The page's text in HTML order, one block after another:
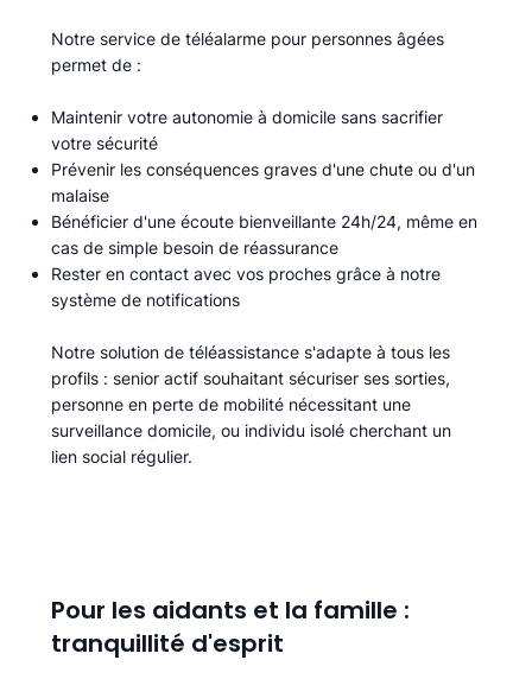
Notre service de téléalarme pour personnes âgées
permet de :​
Maintenir votre autonomie à domicile sans sacrifier
votre sécurité
Prévenir les conséquences graves d'une chute ou d'un
malaise
Bénéficier d'une écoute bienveillante 24h/24, même en
cas de simple besoin de réassurance
Rester en contact avec vos proches grâce à notre
système de notifications
Notre solution de téléassistance s'adapte à tous les
profils : senior actif souhaitant sécuriser ses sorties,
personne en perte de mobilité nécessitant une
surveillance domicile, ou individu isolé cherchant un
lien social régulier.
Pour les aidants et la famille :
tranquillité d'esprit